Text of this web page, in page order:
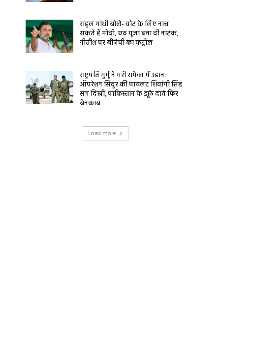
राहुल गांधी बोले- वोट के लिए नाच
सकते हैं मोदी, छठ पूजा बना दी नाटक,
नीतीश पर बीजेपी का कंट्रोल
राष्ट्रपति मुर्मू ने भरी राफेल में उड़ान:
ऑपरेशन सिंदूर की पायलट शिवांगी सिंह
संग दिखीं, पाकिस्तान के झूठे दावे फिर
बेनकाब
Load more